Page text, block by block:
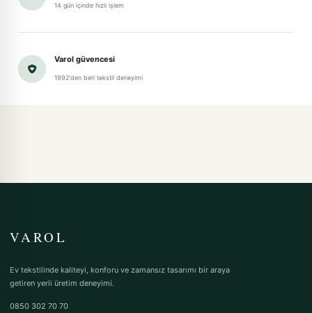
14 gün içinde hızlı işlem
Varol güvencesi
1992'den beri tekstil deneyimi
VAROL
Ev tekstilinde kaliteyi, konforu ve zamansız tasarımı bir araya
getiren yerli üretim deneyimi.
0850 302 70 70